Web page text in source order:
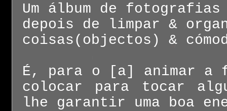
Um álbum de
depois de limpar &
coisas(objectos) &
É, para o [a] animar
colocar para tocar
lhe garantir uma boa